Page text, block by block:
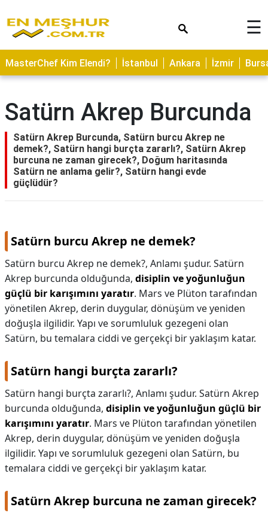
ASTROLOJİ
SAĞLIK
TARİFLERİ
GEZİLECEK
YERLER
CİLT
BAKIMI
ALANLARI
HAMİLELİK
KAPLICALAR
İLETİŞİM
☰
MasterChef Kim Elendi? İstanbul Ankara İzmir
Satürn Akrep Burcunda
Satürn Akrep Burcunda, Satürn burcu Akrep ne
demek?, Satürn hangi burçta zararlı?, Satürn Akrep
burcuna ne zaman girecek?, Doğum haritasında
Satürn ne anlama gelir?, Satürn hangi evde
güçlüdür?
Satürn burcu Akrep ne demek?
Satürn burcu Akrep ne demek?, Anlamı şudur. Satürn
Akrep burcunda olduğunda, disiplin ve yoğunluğun
güçlü bir karışımını yaratır. Mars ve Plüton tarafından
yönetilen Akrep, derin duygular, dönüşüm ve yeniden
doğuşla ilgilidir. Yapı ve sorumluluk gezegeni olan
Satürn, bu temalara ciddi ve gerçekçi bir yaklaşım katar.
Satürn hangi burçta zararlı?
Satürn hangi burçta zararlı?, Anlamı şudur. Satürn Akrep
burcunda olduğunda, disiplin ve yoğunluğun güçlü bir
karışımını yaratır. Mars ve Plüton tarafından yönetilen
Akrep, derin duygular, dönüşüm ve yeniden doğuşla
ilgilidir. Yapı ve sorumluluk gezegeni olan Satürn, bu
temalara ciddi ve gerçekçi bir yaklaşım katar.
Satürn Akrep burcuna ne zaman girecek?